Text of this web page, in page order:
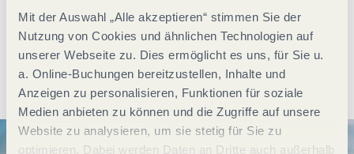
Mit der Auswahl „Alle akzeptieren“ stimmen Sie der
Nutzung von Cookies und ähnlichen Technologien auf
unserer Webseite zu. Dies ermöglicht es uns, für Sie u.
a. Online-Buchungen bereitzustellen, Inhalte und
Anzeigen zu personalisieren, Funktionen für soziale
Medien anbieten zu können und die Zugriffe auf unsere
Website zu analysieren, um sie stetig für Sie zu
optimieren. Dabei werden Daten an Dritte auch außerhalb
Anreise planen PDF erzeugen